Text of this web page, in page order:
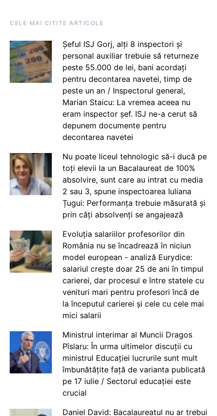
CELE MAI CITITE ARTICOLE
Șeful ISJ Gorj, alți 8 inspectori și
personal auxiliar trebuie să returneze
peste 55.000 de lei, bani acordați
pentru decontarea navetei, timp de
peste un an / Inspectorul general,
Marian Staicu: La vremea aceea nu
eram inspector șef. ISJ ne-a cerut să
depunem documente pentru
decontarea navetei
Nu poate liceul tehnologic să-i ducă pe
toți elevii la un Bacalaureat de 100%
absolvire, sunt care au intrat cu media
2 sau 3, spune inspectoarea Iuliana
Țugui: Performanța trebuie măsurată și
prin câți absolvenți se angajează
Evoluția salariilor profesorilor din
România nu se încadrează în niciun
model european - analiză Eurydice:
salariul crește doar 25 de ani în timpul
carierei, dar procesul e între statele cu
venituri mari pentru profesori încă de
la începutul carierei și cele cu cele mai
mici salarii
Ministrul interimar al Muncii Dragos
Pîslaru: În urma ultimelor discuții cu
ministrul Educației lucrurile sunt mult
îmbunătățite față de varianta publicată
pe 17 iulie / Sectorul educației este
crucial
Daniel David: Bacalaureatul nu ar trebui